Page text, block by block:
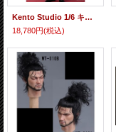
Kento Studio 1/6 キートン イブニング スーツセット ボディ付 アクションフィギュア用 KS-K0012 *予約
18,780円(税込)